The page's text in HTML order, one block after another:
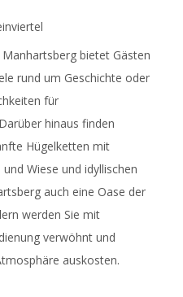
findet durch die
an der Schmida
die Musikkapelle
bietet Gästen
rund um Geschichte oder
für
hinaus finden
Hügelketten mit
Wiese und idyllischen
auch eine Oase der
werden Sie mit
verwöhnt und
auskosten.